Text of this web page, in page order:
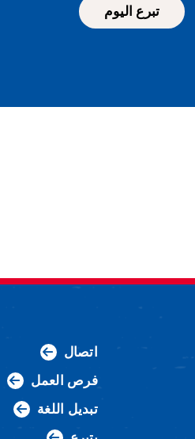
تبرع اليوم
اتصال
فرص العمل
تبديل اللغة